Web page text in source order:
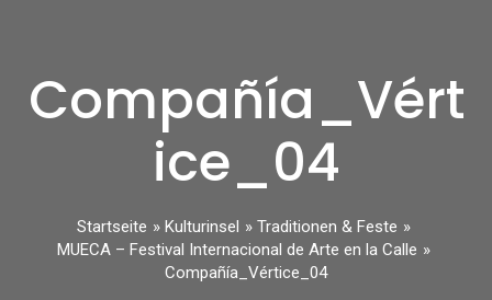
Compañía_Vért
ice_04
Startseite Kulturinsel
Traditionen & Feste
MUECA – Festival Internacional de Arte en la Calle
Compañía_Vértice_04